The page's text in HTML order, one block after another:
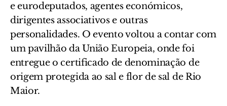
e eurodeputados, agentes económicos,
dirigentes associativos e outras
personalidades. O evento voltou a contar com
um pavilhão da União Europeia, onde foi
entregue o certificado de denominação de
origem protegida ao sal e flor de sal de Rio
Maior.